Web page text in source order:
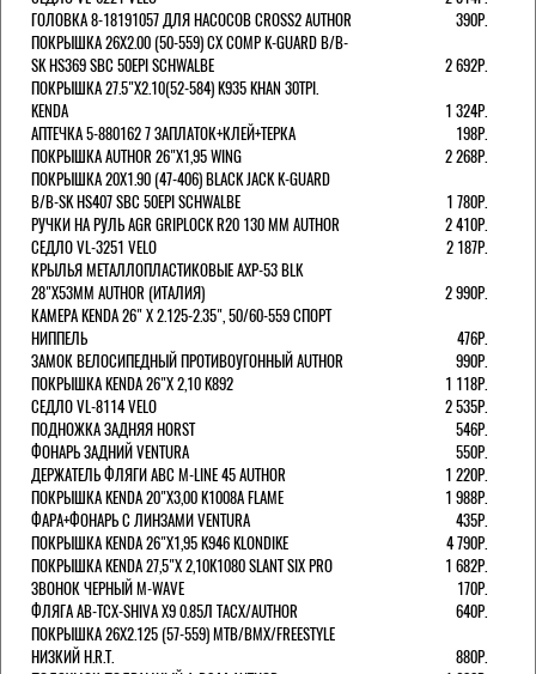
ГОЛОВКА 8-18191057 ДЛЯ НАСОСОВ CROSS2 AUTHOR
390Р.
ПОКРЫШКА 26X2.00 (50-559) CX COMP K-GUARD B/B-
SK HS369 SBC 50EPI SCHWALBE
2 692Р.
ПОКРЫШКА 27.5"Х2.10(52-584) K935 KHAN 30TPI.
KENDA
1 324Р.
АПТЕЧКА 5-880162 7 ЗАПЛАТОК+КЛЕЙ+ТЕРКА
198Р.
ПОКРЫШКА AUTHOR 26"Х1,95 WING
2 268Р.
ПОКРЫШКА 20X1.90 (47-406) BLACK JACK K-GUARD
B/B-SK HS407 SBC 50EPI SCHWALBE
1 780Р.
РУЧКИ НА РУЛЬ AGR GRIPLOCK R20 130 ММ AUTHOR
2 410Р.
СЕДЛО VL-3251 VELO
2 187Р.
КРЫЛЬЯ МЕТАЛЛОПЛАСТИКОВЫЕ AXP-53 BLK
28"Х53ММ AUTHOR (ИТАЛИЯ)
2 990Р.
КАМЕРА KENDA 26" Х 2.125-2.35", 50/60-559 СПОРТ
НИППЕЛЬ
476Р.
ЗАМОК ВЕЛОСИПЕДНЫЙ ПРОТИВОУГОННЫЙ AUTHOR
990Р.
ПОКРЫШКА KENDA 26"Х 2,10 K892
1 118Р.
СЕДЛО VL-8114 VELO
2 535Р.
ПОДНОЖКА ЗАДНЯЯ HORST
546Р.
ФОНАРЬ ЗАДНИЙ VENTURA
550Р.
ДЕРЖАТЕЛЬ ФЛЯГИ АВС M-LINE 45 AUTHOR
1 220Р.
ПОКРЫШКА KENDA 20"Х3,00 K1008A FLAME
1 988Р.
ФАРА+ФОНАРЬ С ЛИНЗАМИ VENTURA
435Р.
ПОКРЫШКА KENDA 26"Х1,95 K946 KLONDIKE
4 790Р.
ПОКРЫШКА KENDA 27,5"Х 2,10K1080 SLANT SIX PRO
1 682Р.
ЗВОНОК ЧЕРНЫЙ M-WAVE
170Р.
ФЛЯГА AB-TCX-SHIVA X9 0.85Л TACX/AUTHOR
640Р.
ПОКРЫШКА 26X2.125 (57-559) MTB/BMX/FREESTYLE
НИЗКИЙ H.R.T.
880Р.